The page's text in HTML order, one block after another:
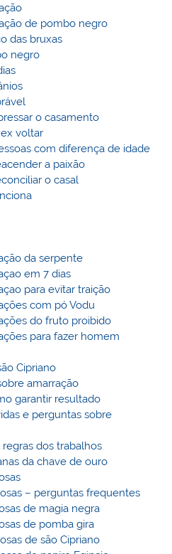
de pombo negro
das bruxas
negro
o casamento
voltar
com diferença de idade
a paixão
o casal
da serpente
em 7 dias
para evitar traição
com pó Vodu
do fruto proibido
para fazer homem
Cipriano
amarração
garantir resultado
e perguntas sobre
dos trabalhos
da chave de ouro
– perguntas frequentes
de magia negra
de pomba gira
de são Cipriano